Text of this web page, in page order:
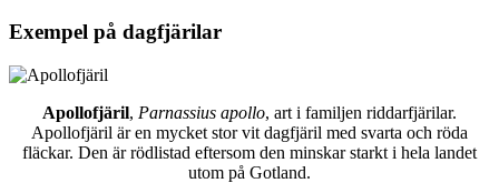
Exempel på dagfjärilar
Apollofjäril, Parnassius apollo, art i familjen riddarfjärilar.
Apollofjäril är en mycket stor vit dagfjäril med svarta och röda
fläckar. Den är rödlistad eftersom den minskar starkt i hela landet
utom på Gotland.